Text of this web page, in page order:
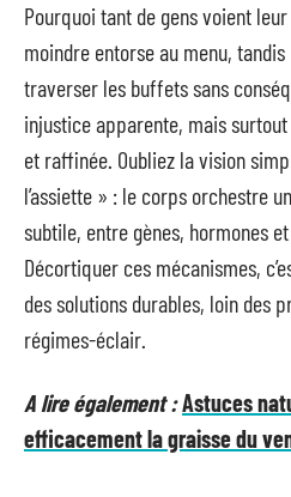
Pourquoi tant de gens voient
moindre entorse au menu,
traverser les buffets sans
injustice apparente, mais
et raffinée. Oubliez la vision
l’assiette » : le corps orchestre
subtile, entre gènes, hormones
Décortiquer ces mécanismes,
des solutions durables, loin des
régimes-éclair.
A lire également :Astuces
efficacement la graisse du